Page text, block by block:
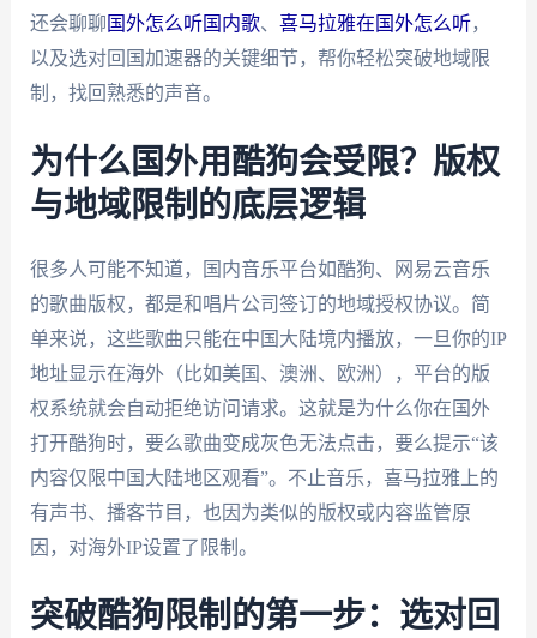
还会聊聊 国外怎么听国内歌、 喜马拉雅在国外怎么听，
以及选对回国加速器的关键细节，帮你轻松突破地域限
制，找回熟悉的声音。
为什么国外用酷狗会受限？版权
与地域限制的底层逻辑
很多人可能不知道，国内音乐平台如酷狗、网易云音乐
的歌曲版权，都是和唱片公司签订的地域授权协议。简
单来说，这些歌曲只能在中国大陆境内播放，一旦你的IP
地址显示在海外（比如美国、澳洲、欧洲），平台的版
权系统就会自动拒绝访问请求。这就是为什么你在国外
打开酷狗时，要么歌曲变成灰色无法点击，要么提示“该
内容仅限中国大陆地区观看”。不止音乐，喜马拉雅上的
有声书、播客节目，也因为类似的版权或内容监管原
因，对海外IP设置了限制。
突破酷狗限制的第一步：选对回